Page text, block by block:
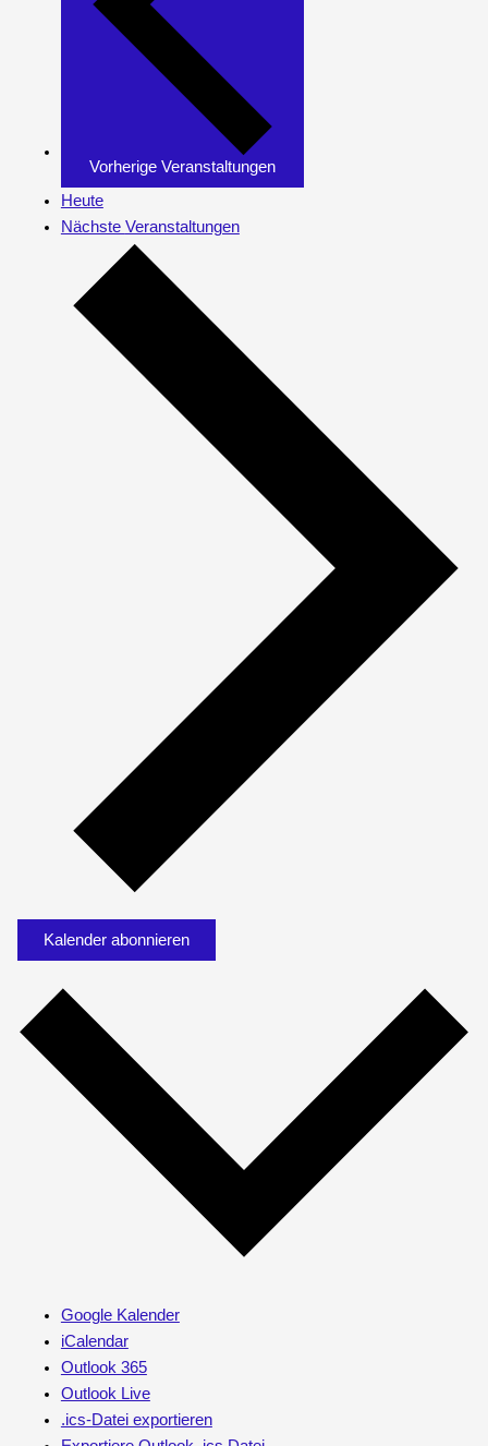
Vorherige Veranstaltungen
Heute
Nächste Veranstaltungen
Kalender abonnieren
Google Kalender
iCalendar
Outlook 365
Outlook Live
.ics-Datei exportieren